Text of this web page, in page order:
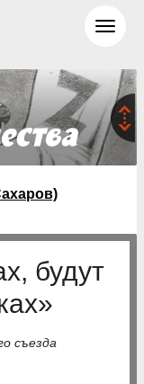
будут
съезда